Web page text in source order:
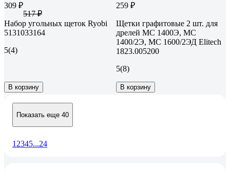
309 ₽
517 ₽
Набор угольных щеток Ryobi
5131033164
5(4)
В корзину
259 ₽
Щетки графитовые 2 шт. для
дрелей МС 1400Э, МС
1400/2Э, МС 1600/2ЭД Elitech
1823.005200
5(8)
В корзину
Показать еще 40
1 2345...24